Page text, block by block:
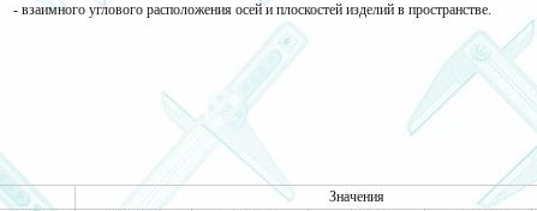
- взаимного углового расположения осей и плоскостей изделий в пространстве.
Значения